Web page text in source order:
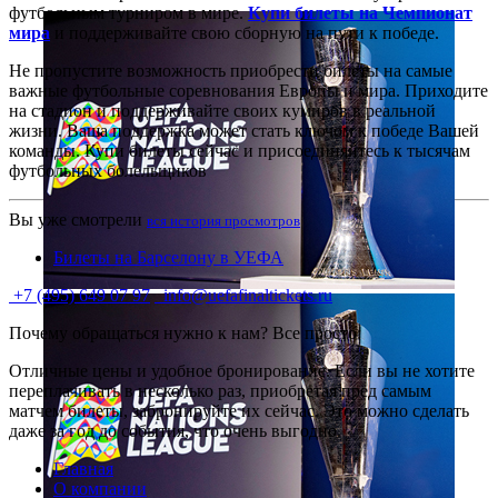
футбольным турниром в мире.Купи билеты на Чемпионат
мира и поддерживайте свою сборную на пути к победе.
Не пропустите возможность приобрести билеты на самые
важные футбольные соревнования Европы и мира. Приходите
на стадион и поддерживайте своих кумиров в реальной
жизни. Ваша поддержка может стать ключом к победе Вашей
команды. Купи билеты сейчас и присоединяйтесь к тысячам
футбольных болельщиков
Вы уже смотрели вся история просмотров
Билеты на Барселону в УЕФА
+7 (495) 649 07 97 info@uefafinaltickets.ru
Почему обращаться нужно к нам? Все просто:
Отличные цены и удобное бронирование. Если вы не хотите
переплачивать в несколько раз, приобретая пред самым
матчем билеты, забронируйте их сейчас. Это можно сделать
даже за год до события, что очень выгодно.
Главная
О компании